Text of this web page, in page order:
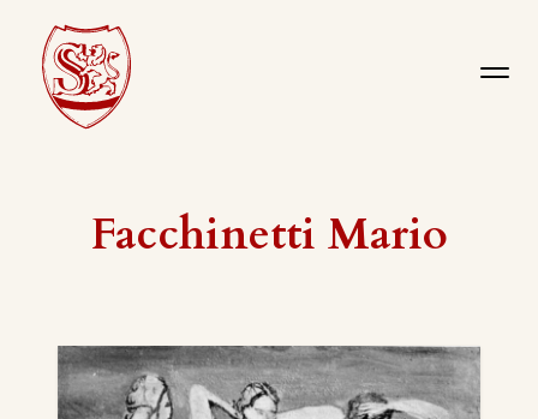
Facchinetti Mario